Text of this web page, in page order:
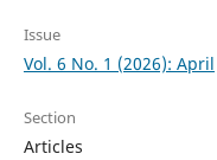
Issue
Vol. 6 No. 1 (2026): April
Section
Articles